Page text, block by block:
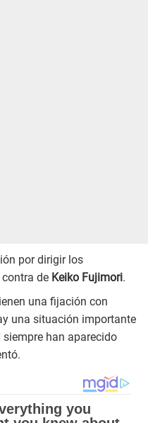
por dirigir los
de Keiko Fujimori.
una fijación con
una situación importante
han aparecido